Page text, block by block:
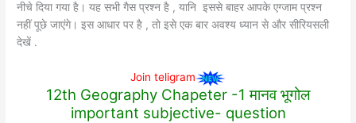
नीचे दिया गया है। यह सभी गैस प्रश्न है , यानि इससे बाहर आपके एग्जाम प्रश्न
नहीं पूछे जाएंगे। इस आधार पर है , तो इसे एक बार अवश्य ध्यान से और सीरियसली
देखें .
Join teligram
12th Geography Chapeter -1 मानव भूगोल
important subjective- question